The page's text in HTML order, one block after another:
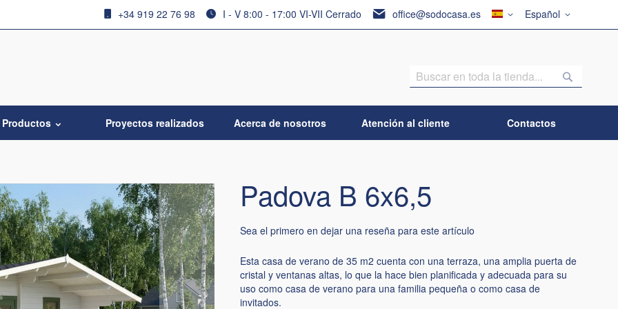
Lenguaje
Español
País
office@sodocasa.es
I - V 8:00 - 17:00 VI-VII Cerrado
+34 919 22 76 98
Productos Proyectos realizados Acerca de nosotros Atención al cliente Contactos
Padova B 6x6,5
Sea el primero en dejar una reseña para este artículo
Esta casa de verano de 35 m2 cuenta con una terraza, una amplia puerta de
cristal y ventanas altas, lo que la hace bien planificada y adecuada para su
uso como casa de verano para una familia pequeña o como casa de
invitados.